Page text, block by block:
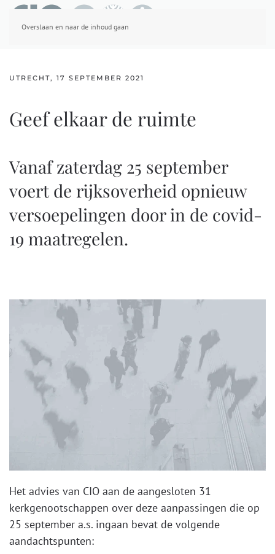
Overslaan en naar de inhoud gaan
UTRECHT, 17 SEPTEMBER 2021
Geef elkaar de ruimte
Vanaf zaterdag 25 september
voert de rijksoverheid opnieuw
versoepelingen door in de covid-
19 maatregelen.
Het advies van CIO aan de aangesloten 31
kerkgenootschappen over deze aanpassingen die op
25 september a.s. ingaan bevat de volgende
aandachtspunten: